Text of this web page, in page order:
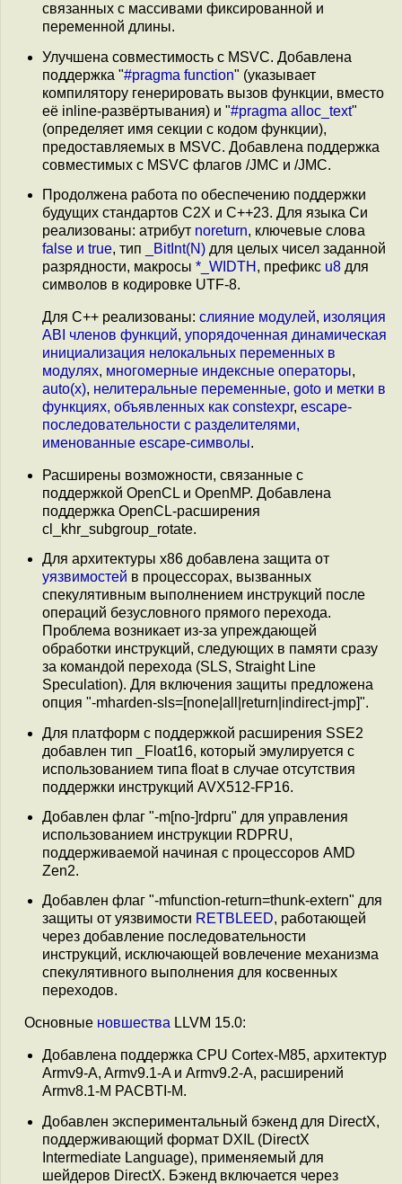
связанных с массивами фиксированной и
переменной длины.
Улучшена совместимость с MSVC. Добавлена
поддержка "#pragma function" (указывает
компилятору генерировать вызов функции, вместо
её inline-развёртывания) и "#pragma alloc_text"
(определяет имя секции с кодом функции),
предоставляемых в MSVC. Добавлена поддержка
совместимых с MSVC флагов /JMC и /JMC.
Продолжена работа по обеспечению поддержки
будущих стандартов C2X и C++23. Для языка Си
реализованы: атрибут noreturn, ключевые слова
false и true, тип _BitInt(N) для целых чисел заданной
разрядности, макросы *_WIDTH , префикс u8 для
символов в кодировке UTF-8.
Для С++ реализованы: слияние модулей, изоляция
ABI членов функций, упорядоченная динамическая
инициализация нелокальных переменных в
модулях, многомерные индексные операторы,
auto(x), нелитеральные переменные, goto и метки в
функциях, объявленных как constexpr, escape-
последовательности с разделителями,
именованные escape-символы.
Расширены возможности, связанные с
поддержкой OpenCL и OpenMP. Добавлена
поддержка OpenCL-расширения
cl_khr_subgroup_rotate.
Для архитектуры x86 добавлена защита от
уязвимостей в процессорах, вызванных
спекулятивным выполнением инструкций после
операций безусловного прямого перехода.
Проблема возникает из-за упреждающей
обработки инструкций, следующих в памяти сразу
за командой перехода (SLS, Straight Line
Speculation). Для включения защиты предложена
опция "-mharden-sls=[none|all|return|indirect-jmp]".
Для платформ с поддержкой расширения SSE2
добавлен тип _Float16, который эмулируется с
использованием типа float в случае отсутствия
поддержки инструкций AVX512-FP16.
Добавлен флаг "-m[no-]rdpru" для управления
использованием инструкции RDPRU,
поддерживаемой начиная с процессоров AMD
Zen2.
Добавлен флаг "-mfunction-return=thunk-extern" для
защиты от уязвимости RETBLEED, работающей
через добавление последовательности
инструкций, исключающей вовлечение механизма
спекулятивного выполнения для косвенных
переходов.
Основные новшества LLVM 15.0:
Добавлена поддержка CPU Cortex-M85, архитектур
Armv9-A, Armv9.1-A и Armv9.2-A, расширений
Armv8.1-M PACBTI-M.
Добавлен экспериментальный бэкенд для DirectX,
поддерживающий формат DXIL (DirectX
Intermediate Language), применяемый для
шейдеров DirectX. Бэкенд включается через